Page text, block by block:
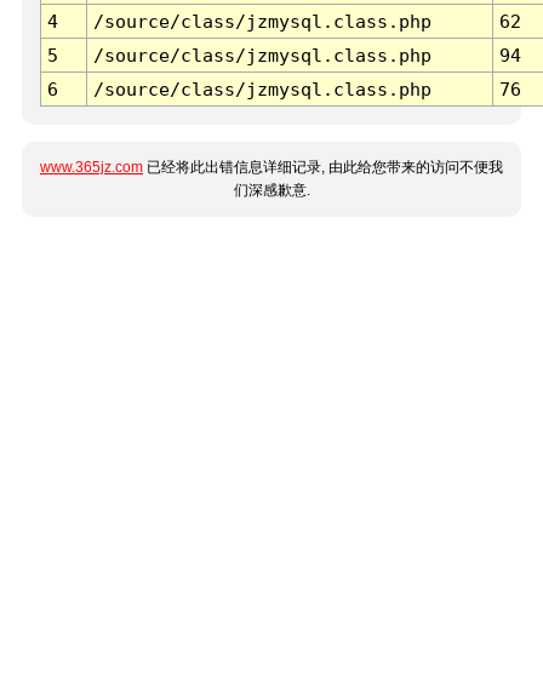
4
/source/class/jzmysql.class.php
62
5
/source/class/jzmysql.class.php
94
6
/source/class/jzmysql.class.php 76
www.365jz.com 已经将此出错信息详细记录, 由此给您带来的访问不便我
们深感歉意.